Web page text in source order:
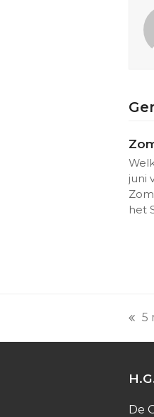
juni
het
5
De